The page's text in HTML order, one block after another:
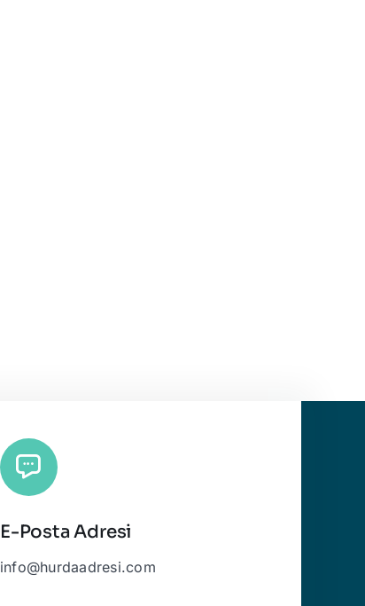
E-Posta Adresi
info@hurdaadresi.com